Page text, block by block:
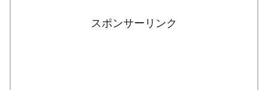
スポンサーリンク